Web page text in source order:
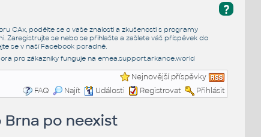
?
CAx, podělte se o vaše znalosti a zkušenosti s programy
Zaregistrujte se nebo se přihlašte a zašlete váš příspěvek do
se v naší Facebook poradně.
pro zákazníky funguje na emea.support.arkance.world
Nejnovější příspěvky
FAQ
Najít Události Registrovat Přihlásit
Brna po neexist